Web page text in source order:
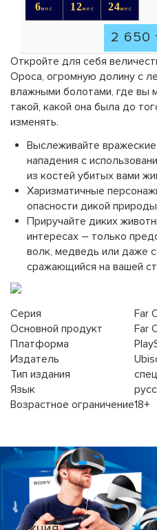
6мес 12мес 24мес
2 650
Откройте для себя
Ороса, огромную долину с
влажными болотами, где вы
такой, какой она была до
изменять.
Выслеживайте
нападения с
из костей убитых вами
Харизматичные
опасности дикой
Приручайте диких
интересах – только
волк, медведь или даже
сражающийся на вашей
Серия
Far
Основной продукт
Far
Платформа
Издатель
Тип издания
Язык
Возрастное ограничение18+